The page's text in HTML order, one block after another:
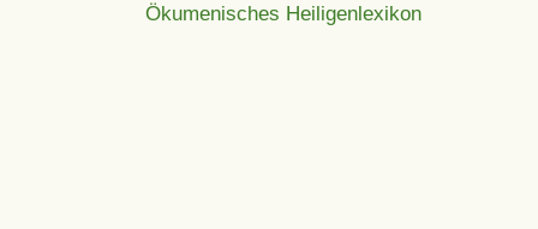
Ökumenisches Heiligenlexikon